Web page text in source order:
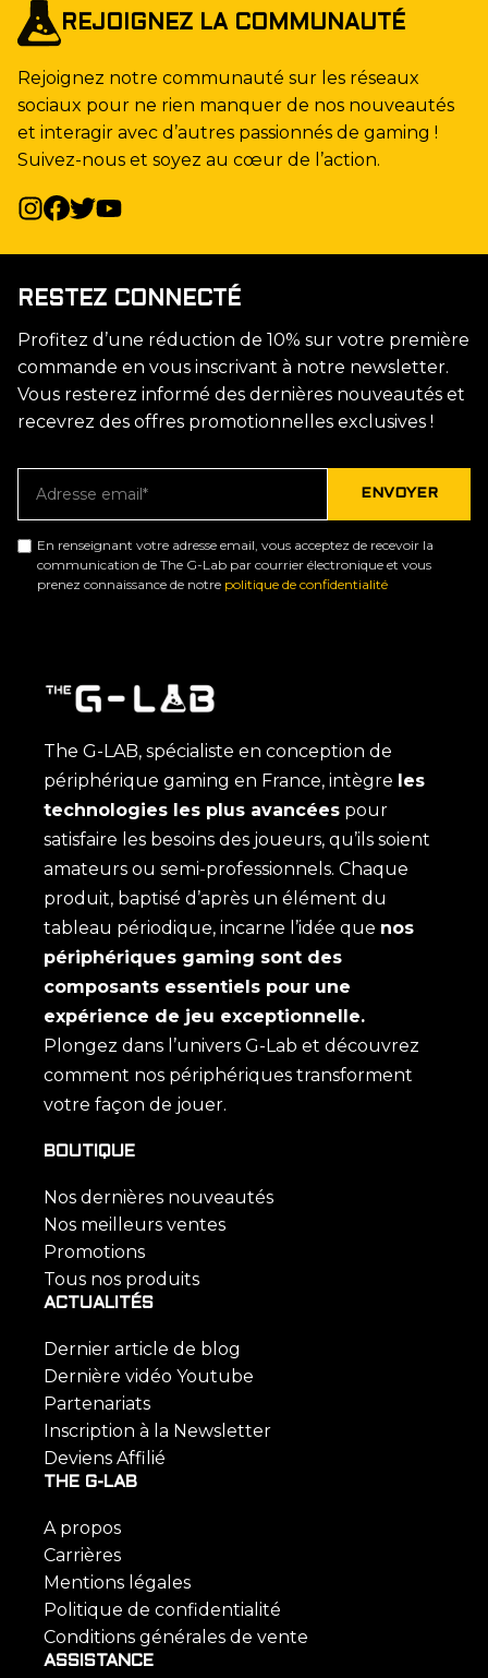
REJOIGNEZ LA COMMUNAUTÉ
Rejoignez notre communauté sur les réseaux
sociaux pour ne rien manquer de nos nouveautés
et interagir avec d’autres passionnés de gaming !
Suivez-nous et soyez au cœur de l’action.
RESTEZ CONNECTÉ
Profitez d’une réduction de 10% sur votre première
commande en vous inscrivant à notre newsletter.
Vous resterez informé des dernières nouveautés et
recevrez des offres promotionnelles exclusives !
En renseignant votre adresse email, vous acceptez de recevoir la
communication de The G-Lab par courrier électronique et vous
prenez connaissance de notre politique de confidentialité
The G-LAB, spécialiste en conception de
périphérique gaming en France, intègre les
technologies les plus avancées pour
satisfaire les besoins des joueurs, qu’ils soient
amateurs ou semi-professionnels. Chaque
produit, baptisé d’après un élément du
tableau périodique, incarne l’idée que nos
périphériques gaming sont des
composants essentiels pour une
expérience de jeu exceptionnelle.
Plongez dans l’univers G-Lab et découvrez
comment nos périphériques transforment
votre façon de jouer.
BOUTIQUE
Nos dernières nouveautés
Nos meilleurs ventes
Promotions
Tous nos produits
ACTUALITÉS
Dernier article de blog
Dernière vidéo Youtube
Partenariats
Inscription à la Newsletter
Deviens Affilié
THE G-LAB
A propos
Carrières
Mentions légales
Politique de confidentialité
Conditions générales de vente
ASSISTANCE